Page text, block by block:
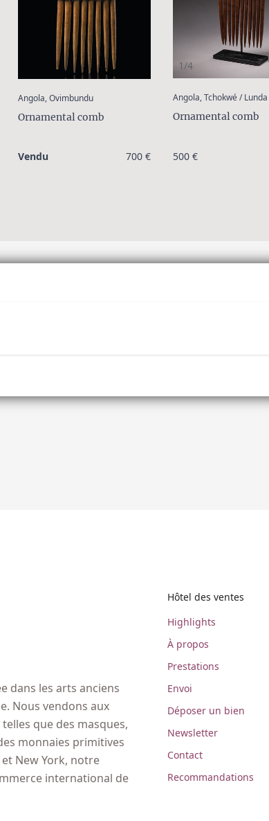
Angola, Ovimbundu:
Ornamental comb
Vendu 700 €
1/4
Angola, Tchokwé / Lunda
Ornamental comb
500 €
dans les arts anciens
Nous vendons aux
que des masques,
monnaies primitives
New York, notre
international de
Hôtel des ventes
Highlights
À propos
Prestations
Envoi
Déposer un bien
Newsletter
Contact
Recommandations